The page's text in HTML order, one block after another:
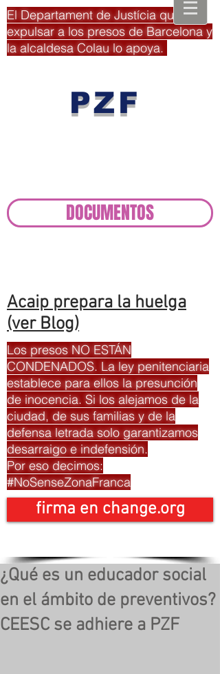
PZF
El Departament de Justícia quiere
expulsar a los presos de Barcelona y
la alcaldesa Colau lo apoya.
Los presos NO ESTÁN
CONDENADOS. La ley penitenciaria
establece para ellos la presunción
de inocencia. Si los alejamos de la
ciudad, de sus familias y de la
defensa letrada solo garantizamos
desarraigo e indefensión.
Por eso decimos:
#NoSenseZonaFranca
firma en change.org
Acaip prepara la huelga
(ver Blog)
DOCUMENTOS
¿Qué es un educador social
en el ámbito de preventivos?
CEESC se adhiere a PZF